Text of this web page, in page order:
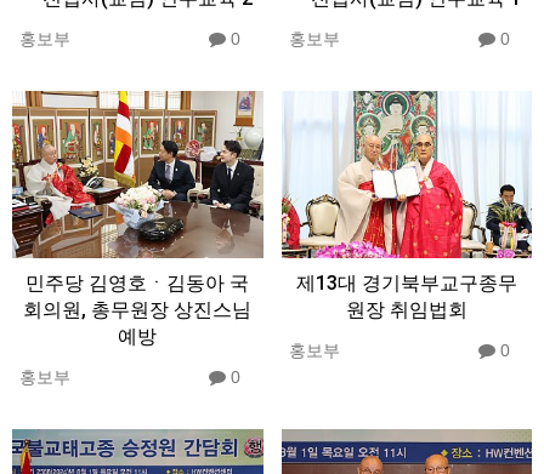
홍보부 0 홍보부 0
민주당 김영호ㆍ김동아 국
회의원, 총무원장 상진스님
예방
홍보부 0
제13대 경기북부교구종무
원장 취임법회
홍보부 0